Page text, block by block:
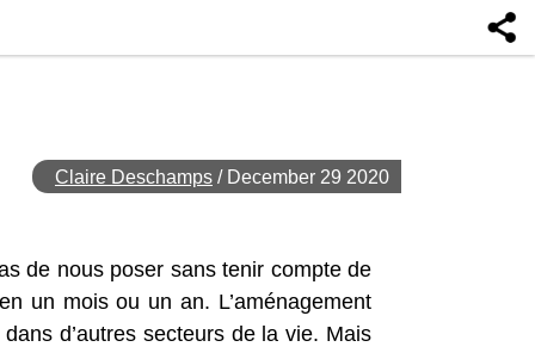
Claire Deschamps / December 29 2020
de nous poser sans tenir compte de
un mois ou un an. L’aménagement
d’autres secteurs de la vie. Mais